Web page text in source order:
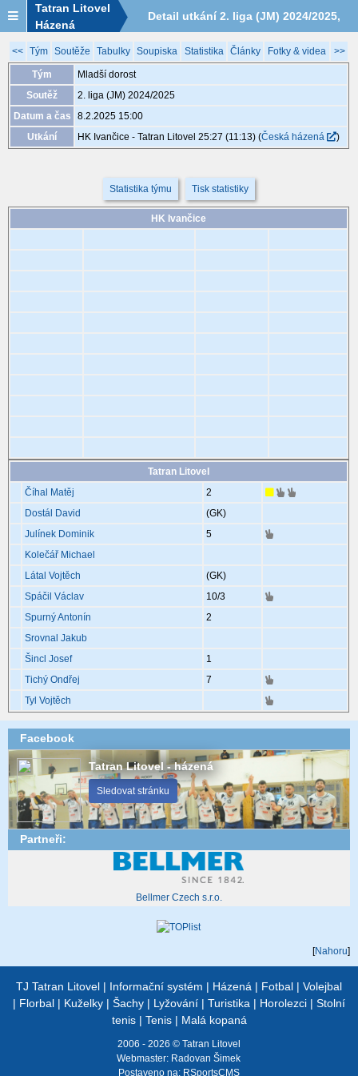
Tatran Litovel
Házená
Detail utkání 2. liga (JM) 2024/2025,
XED046, 8.2. 15:00
<< Tým Soutěže Tabulky Soupiska Statistika Články Fotky & videa >>
Tým
Mladší dorost
Soutěž
2. liga (JM) 2024/2025
Datum a čas
8.2.2025 15:00
Utkání
HK Ivančice - Tatran Litovel 25:27 (11:13)(Česká házená )
Statistika týmu Tisk statistiky
HK Ivančice
Tatran Litovel
Číhal Matěj
2
Dostál David
(GK)
Julínek Dominik
5
Kolečář Michael
Látal Vojtěch
(GK)
Spáčil Václav
10/3
Spurný Antonín
2
Srovnal Jakub
Šincl Josef
1
Tichý Ondřej
7
Tyl Vojtěch
Facebook
Tatran Litovel - házená
Sledovat stránku
Partneři:
Bellmer Czech s.r.o.
[Nahoru]
TJ Tatran Litovel | Informační systém | Házená | Fotbal | Volejbal
| Florbal | Kuželky | Šachy | Lyžování | Turistika | Horolezci | Stolní
tenis| Tenis| Malá kopaná
2006 - 2026 © Tatran Litovel
Webmaster: Radovan Šimek
Postaveno na: RSportsCMS